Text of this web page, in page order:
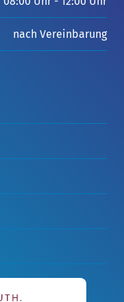
nach Vereinbarung